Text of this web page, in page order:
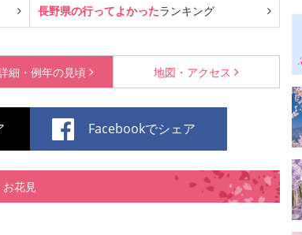
長野県の行ってよかったランキング
細・例年の見頃 地図・ アクセス
Facebookでシェア
花見